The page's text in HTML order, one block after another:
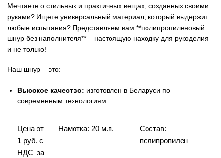
Мечтаете о стильных и практичных вещах, созданных своими
руками? Ищете универсальный материал, который выдержит
любые испытания? Представляем вам **полипропиленовый
шнур без наполнителя** – настоящую находку для рукоделия
и не только!
Наш шнур – это:
Высокое качество: изготовлен в Беларуси по
современным технологиям.
Цена от
1 руб. с
НДС за
Намотка: 20 м.п.
Состав:
полипропилен